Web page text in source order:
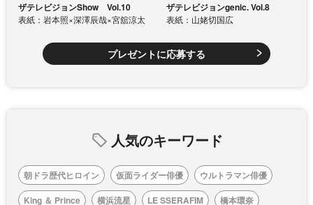
ザテレビジョンShow Vol.10
表紙：岩本照×深澤辰哉×宮舘涼太
ザテレビジョンgenic. Vol.8
表紙：山姥切国広
プレゼントに応募する
人気のキーワード
朝ドラ歴代ヒロイン 仮面ライダー俳優
ウルトラマン俳優
King ＆ Prince
横浜流星 LE SSERAFIM
橋本環奈